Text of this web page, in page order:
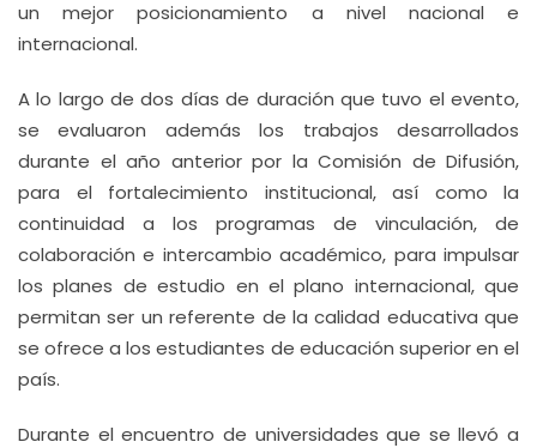
un mejor posicionamiento a nivel nacional e
internacional.
A lo largo de dos días de duración que tuvo el evento,
se evaluaron además los trabajos desarrollados
durante el año anterior por la Comisión de Difusión,
para el fortalecimiento institucional, así como la
continuidad a los programas de vinculación, de
colaboración e intercambio académico, para impulsar
los planes de estudio en el plano internacional, que
permitan ser un referente de la calidad educativa que
se ofrece a los estudiantes de educación superior en el
país.
Durante el encuentro de universidades que se llevó a